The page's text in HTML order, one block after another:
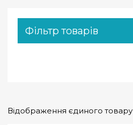
Фільтр товарів
Відображення єдиного товару